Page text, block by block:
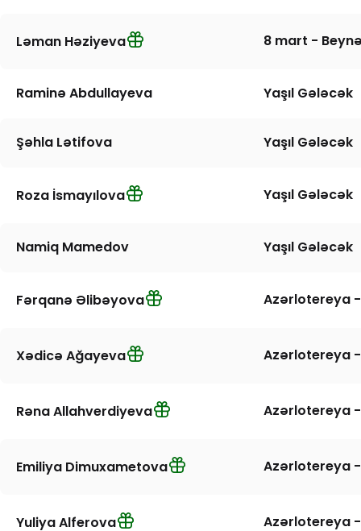
Ləman Həziyeva 8 mart -
Raminə Abdullayeva Yaşıl Gələcək
Şəhla Lətifova Yaşıl Gələcək
Roza İsmayılova Yaşıl Gələcək
Namiq Mamedov Yaşıl Gələcək
Fərqanə Əlibəyova Azərlotereya
Xədicə Ağayeva Azərlotereya
Rəna Allahverdiyeva Azərlotereya
Emiliya Dimuxametova Azərlotereya
Yuliya Alferova Azərlotereya